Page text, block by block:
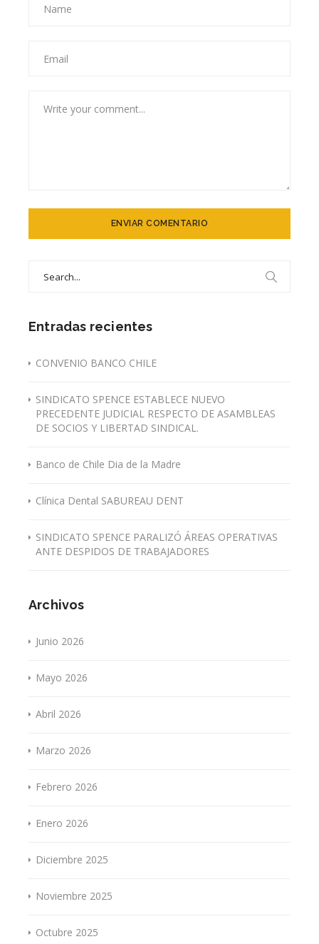
Entradas recientes
CONVENIO BANCO CHILE
SINDICATO SPENCE ESTABLECE NUEVO
PRECEDENTE JUDICIAL RESPECTO DE ASAMBLEAS
DE SOCIOS Y LIBERTAD SINDICAL.
Banco de Chile Dia de la Madre
Clínica Dental SABUREAU DENT
SINDICATO SPENCE PARALIZÓ ÁREAS OPERATIVAS
ANTE DESPIDOS DE TRABAJADORES
Archivos
Junio 2026
Mayo 2026
Abril 2026
Marzo 2026
Febrero 2026
Enero 2026
Diciembre 2025
Noviembre 2025
Octubre 2025